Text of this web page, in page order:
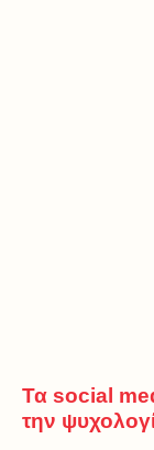
Τα social
την